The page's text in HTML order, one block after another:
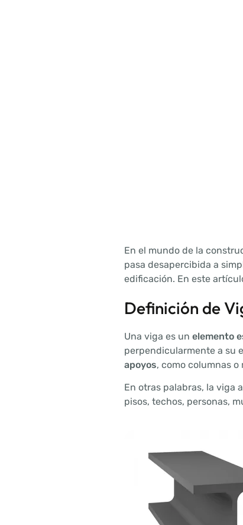
En el mundo de la
pasa desapercibida a
edificación. En este
Definición de
Una viga es un elemento
perpendicularmente a su
apoyos, como columnas
En otras palabras, la viga
pisos, techos, personas,